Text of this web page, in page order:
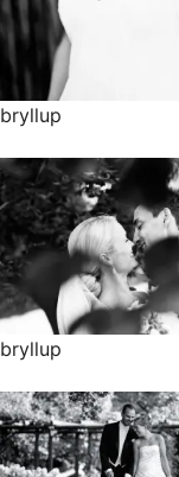
bryllup
bryllup